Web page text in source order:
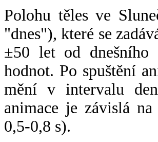
Polohu těles ve
"dnes"), které se
±50 let od dnešního
hodnot. Po spuštění
mění v intervalu
animace je závislá
0,5-0,8 s).